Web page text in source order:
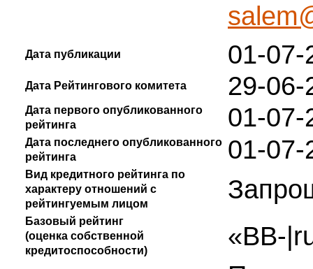
Дата публикации 01-07-
Дата Рейтингового комитета 29-06-
Дата первого опубликованного
рейтинга
01-07-
Дата последнего опубликованного
рейтинга
01-07-
Вид кредитного рейтинга по
характеру отношений с
рейтингуемым лицом
Базовый рейтинг
(оценка собственной
кредитоспособности)
«BB-